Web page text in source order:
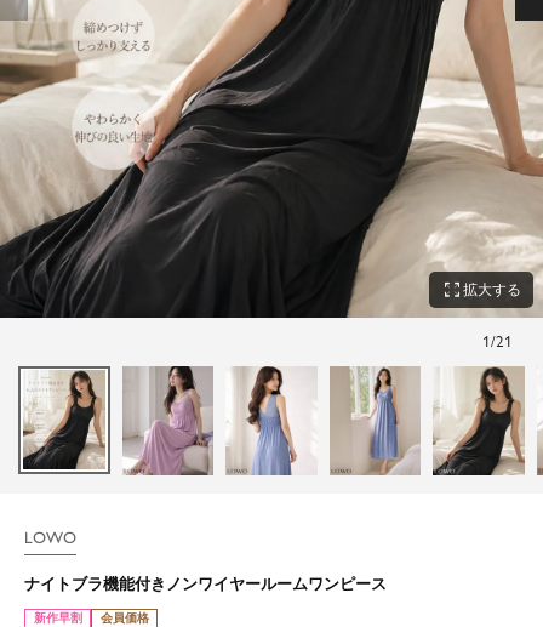
zoom_out_map 拡大する
1/21
LOWO
ナイトブラ機能付きノンワイヤールームワンピース
新作早割 会員価格